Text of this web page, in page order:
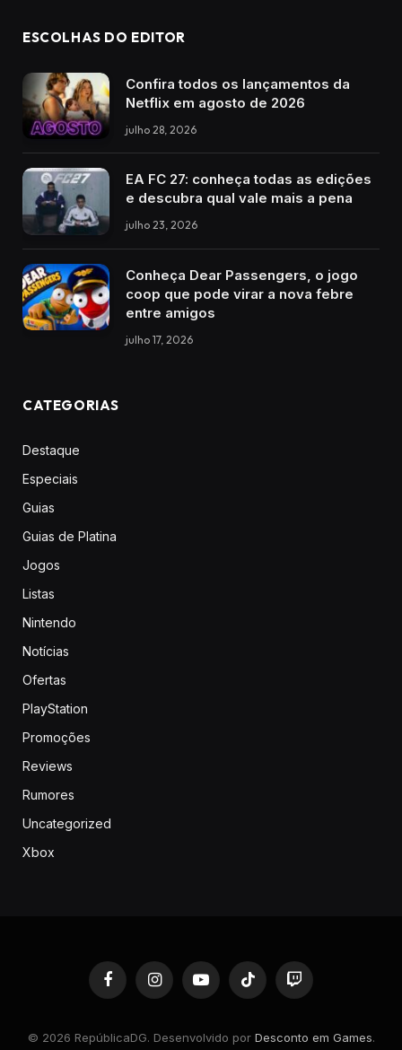
ESCOLHAS DO EDITOR
Confira todos os lançamentos da
Netflix em agosto de 2026
julho 28, 2026
EA FC 27: conheça todas as edições
e descubra qual vale mais a pena
julho 23, 2026
Conheça Dear Passengers, o jogo
coop que pode virar a nova febre
entre amigos
julho 17, 2026
CATEGORIAS
Destaque
Especiais
Guias
Guias de Platina
Jogos
Listas
Nintendo
Notícias
Ofertas
PlayStation
Promoções
Reviews
Rumores
Uncategorized
Xbox
FacebookInstagramYouTubeTikTok Twitch
© 2026 RepúblicaDG. Desenvolvido por Desconto em Games.